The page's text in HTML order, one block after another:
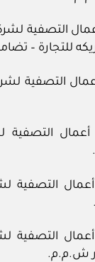
التصفية
للتجارة –
التصفية
أعمال
أعمال التصفية
التصفية
ش.م.م.